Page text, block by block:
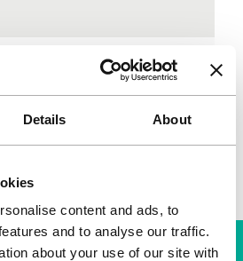
Details About
content and ads, to
and to analyse our traffic.
about your use of our site with